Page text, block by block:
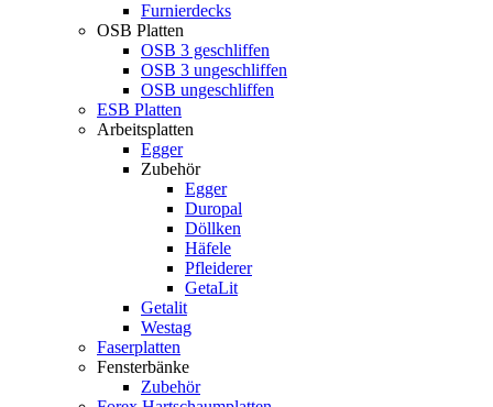
Furnierdecks
OSB Platten
OSB 3 geschliffen
OSB 3 ungeschliffen
OSB ungeschliffen
ESB Platten
Arbeitsplatten
Egger
Zubehör
Egger
Duropal
Döllken
Häfele
Pfleiderer
GetaLit
Getalit
Westag
Faserplatten
Fensterbänke
Zubehör